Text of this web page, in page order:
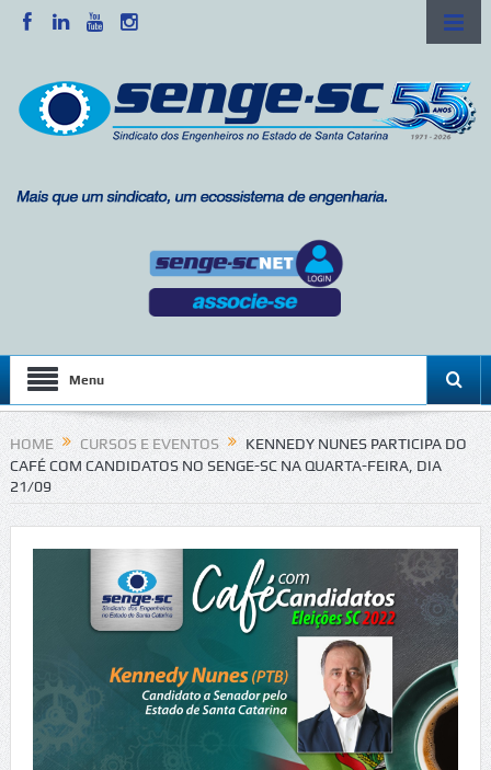
Menu
HOME CURSOS E EVENTOS
KENNEDY NUNES PARTICIPA DO
CAFÉ COM CANDIDATOS NO SENGE-SC NA QUARTA-FEIRA, DIA
21/09